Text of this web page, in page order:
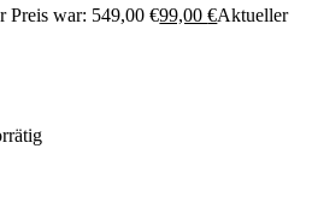
Preis war: 549,00 €99,00€Aktueller